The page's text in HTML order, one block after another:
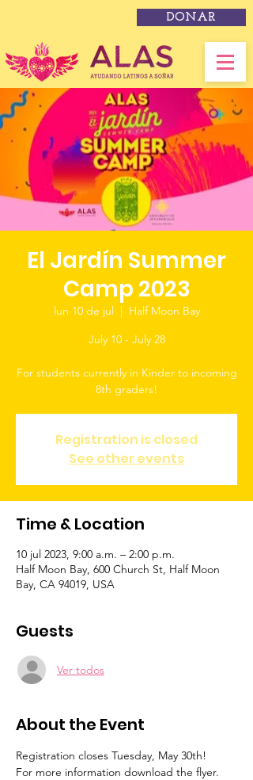
DONAR
El Jardín Summer
Camp 2023
lun 10 de jul
  |
Half Moon Bay
July 10 - July 28
For students currently in Kinder to incoming
8th graders!
Registration is closed
See other events
Time & Location
10 jul 2023, 9:00 a.m. – 2:00 p.m.
Half Moon Bay, 600 Church St, Half Moon
Bay, CA 94019, USA
Guests
Ver todos
About the Event
Registration closes Tuesday, May 30th!
For more information download the flyer.